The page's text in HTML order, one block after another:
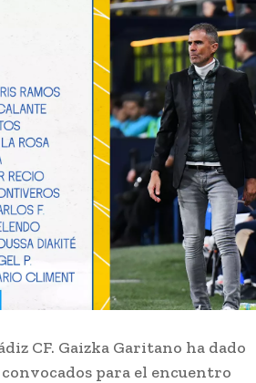
en su fase final
anuncia el nombre para el
CF. Gaizka Garitano ha dado
para el encuentro